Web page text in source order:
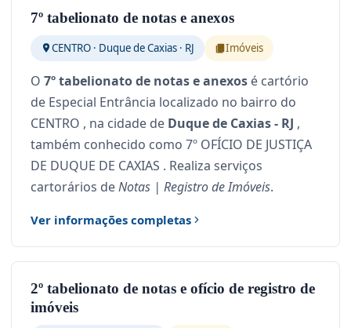
7º tabelionato de notas e anexos
CENTRO · Duque de Caxias · RJ Imóveis
O 7º tabelionato de notas e anexos é cartório
de Especial Entrância localizado no bairro do
CENTRO , na cidade de Duque de Caxias - RJ ,
também conhecido como 7º OFÍCIO DE JUSTIÇA
DE DUQUE DE CAXIAS . Realiza serviços
cartorários deNotas | Registro de Imóveis.
Ver informações completas
2º tabelionato de notas e ofício de registro de
imóveis